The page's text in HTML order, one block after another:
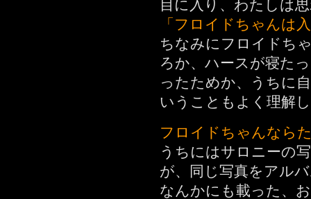
目に入り、わたしは
「フロイドちゃんは
ちなみにフロイドち
ろか、ハースが寝た
ったためか、うちに
いうこともよく理解
フロイドちゃんなら
うちにはサロニーの
が、同じ写真をアル
なんかにも載った、